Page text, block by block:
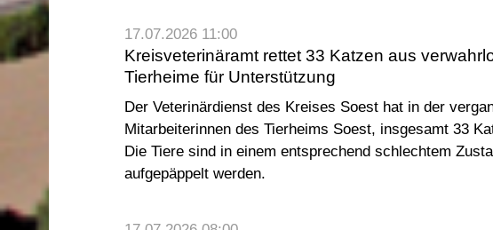
17.07.2026 11:00
Kreisveterinäramt rettet 33 Katzen aus
Tierheime für Unterstützung
Der Veterinärdienst des Kreises Soest hat in der
Mitarbeiterinnen des Tierheims Soest, insgesamt 33
Die Tiere sind in einem entsprechend schlechtem
aufgepäppelt werden.